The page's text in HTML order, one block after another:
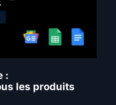
:
les produits